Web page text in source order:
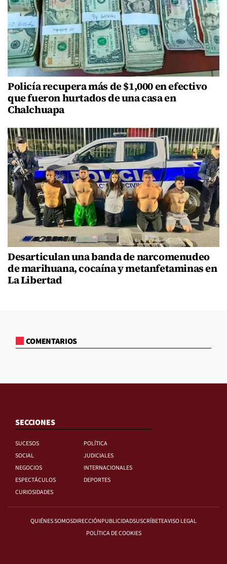
Policía recupera más de $1,000 en efectivo
que fueron hurtados de una casa en
Chalchuapa
Desarticulan una banda de narcomenudeo
de marihuana, cocaína y metanfetaminas en
La Libertad
COMENTARIOS
SECCIONES
SUCESOS
POLÍTICA
SOCIAL
JUDICIALES
NEGOCIOS
INTERNACIONALES
ESPECTÁCULOS
DEPORTES
CURIOSIDADES
QUIÉNES SOMOSDIRECCIÓNPUBLICIDADSUSCRÍBETEAVISO LEGAL
POLÍTICA DE COOKIES